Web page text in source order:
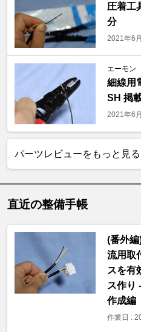
圧着工
分
2021年6
エーモン
細線用
SH 掲
2021年6
パーツレビューをもっと見る
直近の整備手帳
(番外
流用取
スを有
ス作り
作成編
作業日 :